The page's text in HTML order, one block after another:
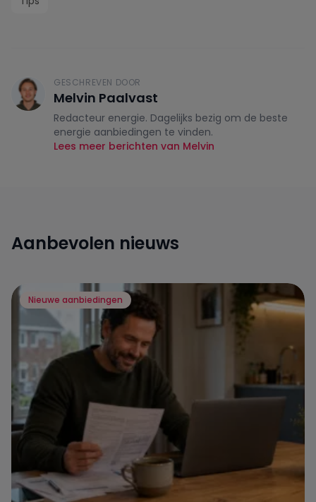
GESCHREVEN DOOR
Melvin Paalvast
Redacteur energie. Dagelijks bezig om de beste
energie aanbiedingen te vinden.
Lees meer berichten van Melvin
Aanbevolen nieuws
Nieuwe aanbiedingen